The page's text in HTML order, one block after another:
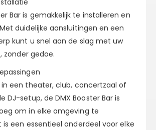
Bar is gemakkelijk te installeren en
duidelijke aansluitingen en een
kunt u snel aan de slag met uw
zonder gedoe.
een theater, club, concertzaal of
DJ-setup, de DMX Booster Bar is
om in elke omgeving te
is een essentieel onderdeel voor elke